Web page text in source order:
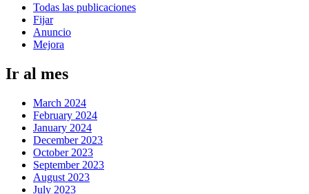
Todas las publicaciones
Fijar
Anuncio
Mejora
Ir al mes
March 2024
February 2024
January 2024
December 2023
October 2023
September 2023
August 2023
July 2023